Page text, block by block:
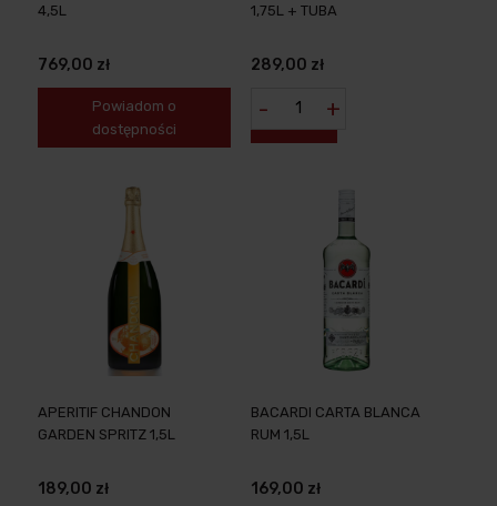
4,5L
769,00 zł
Powiadom o
dostępności
1,75L + TUBA
289,00 zł
- +
APERITIF CHANDON
GARDEN SPRITZ 1,5L
189,00 zł
BACARDI CARTA BLANCA
RUM 1,5L
169,00 zł